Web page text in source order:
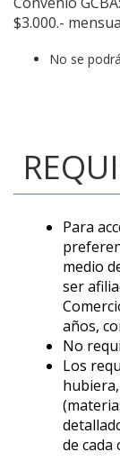
$3.000.-
No se
Para
medio
ser
años,
No
Los
de cada